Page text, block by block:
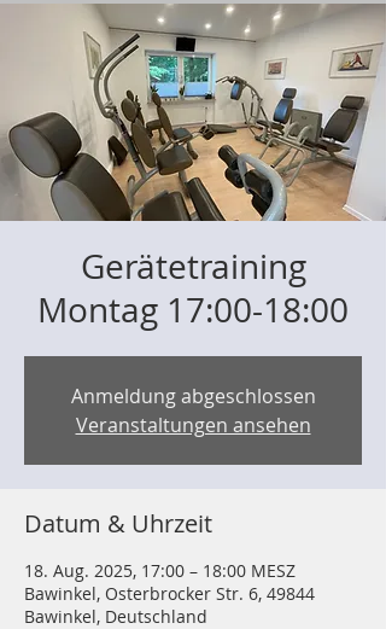
Gerätetraining
Montag 17:00-18:00
Anmeldung abgeschlossen
Veranstaltungen ansehen
Datum & Uhrzeit
18. Aug. 2025, 17:00 – 18:00 MESZ
Bawinkel, Osterbrocker Str. 6, 49844
Bawinkel, Deutschland